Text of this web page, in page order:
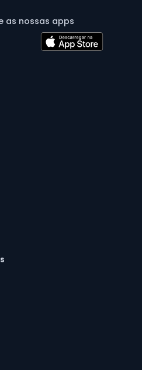
as nossas apps